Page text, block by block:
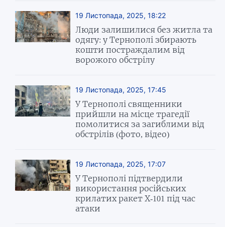
19 Листопада, 2025, 18:22
Люди залишилися без житла та
одягу: у Тернополі збирають
кошти постраждалим від
ворожого обстрілу
19 Листопада, 2025, 17:45
У Тернополі священники
прийшли на місце трагедії
помолитися за загиблими від
обстрілів (фото, відео)
19 Листопада, 2025, 17:07
У Тернополі підтвердили
використання російських
крилатих ракет Х-101 під час
атаки